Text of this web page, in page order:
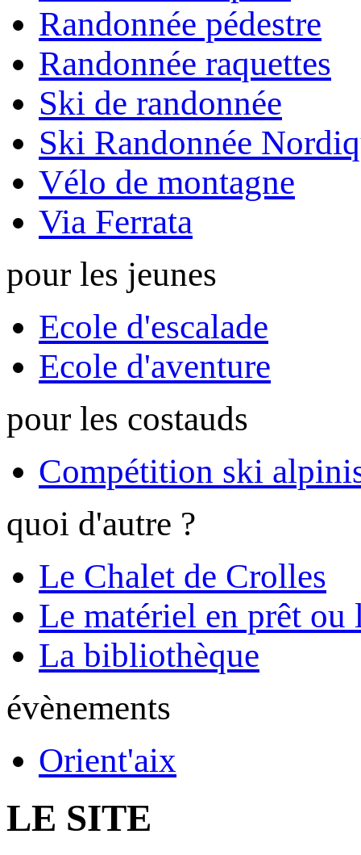
Randonnée pédestre
Randonnée raquettes
Ski de randonnée
Ski Randonnée
Vélo de montagne
Via Ferrata
pour les jeunes
Ecole d'escalade
Ecole d'aventure
pour les costauds
Compétition ski
quoi d'autre ?
Le Chalet de Crolles
Le matériel en prêt ou
La bibliothèque
évènements
Orient'aix
LE SITE